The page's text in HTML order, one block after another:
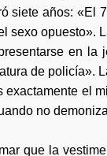
siete años: «El
sexo opuesto».
en la
de policía».
el
no
que la